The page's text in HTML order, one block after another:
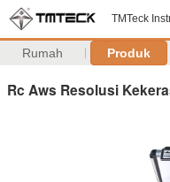
TMTeck
Rumah Produk
Rc Aws Resolusi